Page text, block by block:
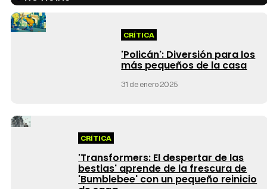
CRÍTICA
'Policán': Diversión para los
más pequeños de la casa
31 de enero 2025
CRÍTICA
'Transformers: El despertar de las
bestias' aprende de la frescura de
'Bumblebee' con un pequeño reinicio